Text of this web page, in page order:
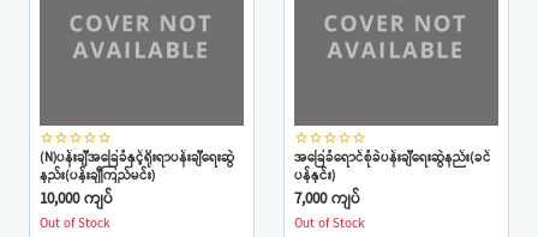
star_borderstar_borderstar_borderstar_borderstar_border
(N)ပန်းချီအခြေခံနှင့်ရိုးရာပန်းချီရေးဆွဲ
နည်း(ပန်းချီကြည်မင်း)
10,000 ကျပ်
Out of Stock
star_borderstar_borderstar_borderstar_borderstar_border
အခြေခံရောင်စုံခဲပန်းချီရေးဆွဲနည်း(ခင်
ပန်နှင်း)
7,000 ကျပ်
Out of Stock